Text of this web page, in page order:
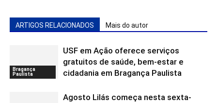
ARTIGOS RELACIONADOS Mais do autor
Bragança
Paulista
USF em Ação oferece serviços
gratuitos de saúde, bem-estar e
cidadania em Bragança Paulista
Agosto Lilás começa nesta sexta-